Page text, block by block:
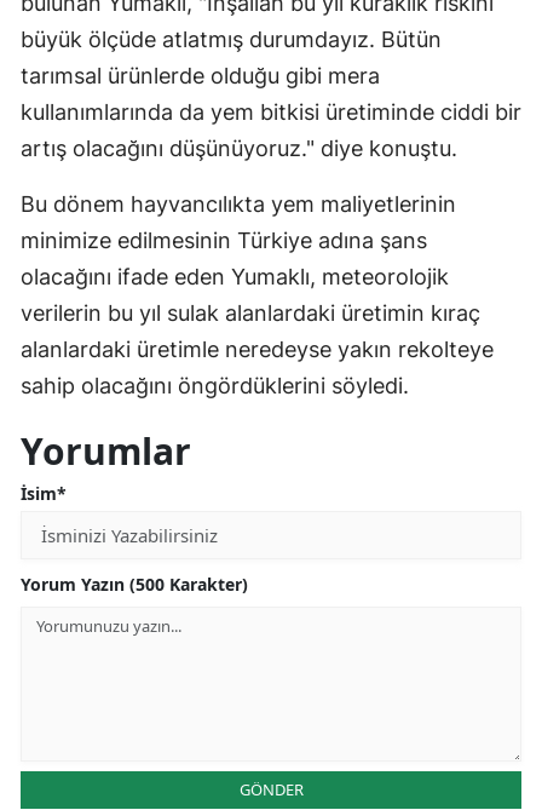
büyük ölçüde atlatmış durumdayız. Bütün
tarımsal ürünlerde olduğu gibi mera
kullanımlarında da yem bitkisi üretiminde ciddi bir
artış olacağını düşünüyoruz." diye konuştu.
Bu dönem hayvancılıkta yem maliyetlerinin
minimize edilmesinin Türkiye adına şans
olacağını ifade eden Yumaklı, meteorolojik
verilerin bu yıl sulak alanlardaki üretimin kıraç
alanlardaki üretimle neredeyse yakın rekolteye
sahip olacağını öngördüklerini söyledi.
Yorumlar
İsim*
Yorum Yazın (500 Karakter)
GÖNDER